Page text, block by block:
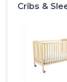
Cribs &